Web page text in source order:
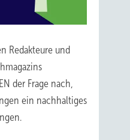
Redakteure und
der Frage nach,
ein nachhaltiges